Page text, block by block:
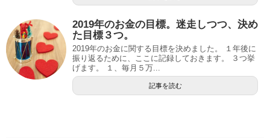
2019年のお金の目標。迷走しつつ、決め
た目標３つ。
2019年のお金に関する目標を決めました。 １年後に
振り返るために、ここに記録しておきます。 ３つ挙
げます。 １、毎月５万...
記事を読む